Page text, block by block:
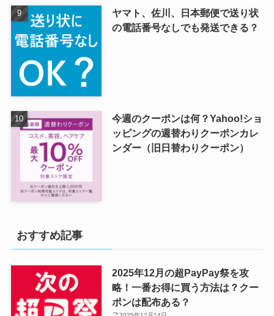
ヤマト、佐川、日本郵便で送り状
の電話番号なしでも発送できる？
今週のクーポンは何？Yahoo!ショ
ッピングの週替わりクーポンカレ
ンダー（旧日替わりクーポン）
おすすめ記事
2025年12月の超PayPay祭を攻
略！一番お得に買う方法は？クー
ポンは配布ある？